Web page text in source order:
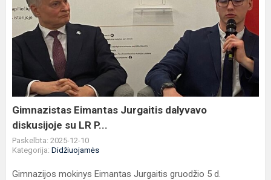
Gimnazistas
Eimantas
Jurgaitis
dalyvavo
diskusijoje
su
P...
Gimnazistas Eimantas Jurgaitis dalyvavo
diskusijoje su LR P...
Paskelbta: 2025-12-10
Kategorija: Didžiuojamės
Gimnazijos mokinys Eimantas Jurgaitis gruodžio 5 d.